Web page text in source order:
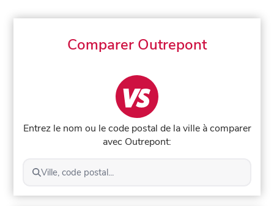
Comparer Outrepont
Entrez le nom ou le code postal de la ville à comparer
avec Outrepont:
Ville, code postal...